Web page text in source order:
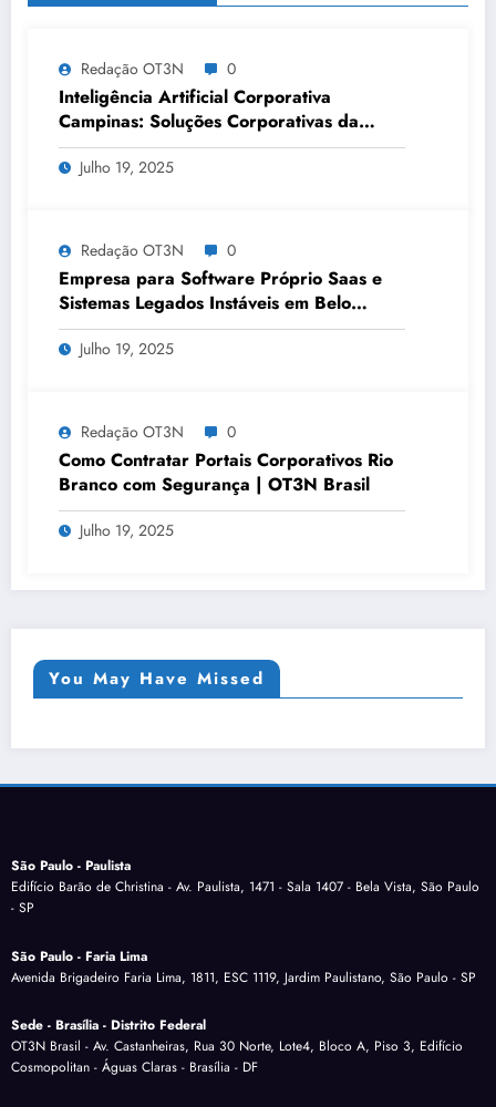
Redação OT3N 0
Inteligência Artificial Corporativa
Campinas: Soluções Corporativas da
OT3N Brasil – Guia 3083
Julho 19, 2025
Redação OT3N 0
Empresa para Software Próprio Saas e
Sistemas Legados Instáveis em Belo
Horizonte | OT3N Brasil – Guia 3449
Julho 19, 2025
Redação OT3N 0
Como Contratar Portais Corporativos Rio
Branco com Segurança | OT3N Brasil
Julho 19, 2025
You May Have Missed
São Paulo - Paulista
Edifício Barão de Christina - Av. Paulista, 1471 - Sala 1407 - Bela Vista, São Paulo
- SP
São Paulo - Faria Lima
Avenida Brigadeiro Faria Lima, 1811, ESC 1119, Jardim Paulistano, São Paulo - SP
Sede - Brasília - Distrito Federal
OT3N Brasil - Av. Castanheiras, Rua 30 Norte, Lote4, Bloco A, Piso 3, Edifício
Cosmopolitan - Águas Claras - Brasília - DF